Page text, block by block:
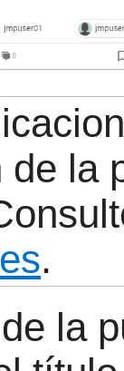
de la
.
la